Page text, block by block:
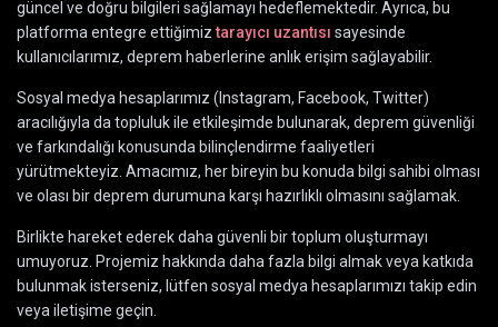
güncel ve doğru bilgileri sağlamayı hedeflemektedir. Ayrıca, bu
platforma entegre ettiğimiz tarayıcı uzantısı sayesinde
kullanıcılarımız, deprem haberlerine anlık erişim sağlayabilir.
Sosyal medya hesaplarımız (Instagram, Facebook, Twitter)
aracılığıyla da topluluk ile etkileşimde bulunarak, deprem güvenliği
ve farkındalığı konusunda bilinçlendirme faaliyetleri
yürütmekteyiz. Amacımız, her bireyin bu konuda bilgi sahibi olması
ve olası bir deprem durumuna karşı hazırlıklı olmasını sağlamak.
Birlikte hareket ederek daha güvenli bir toplum oluşturmayı
umuyoruz. Projemiz hakkında daha fazla bilgi almak veya katkıda
bulunmak isterseniz, lütfen sosyal medya hesaplarımızı takip edin
veya iletişime geçin.